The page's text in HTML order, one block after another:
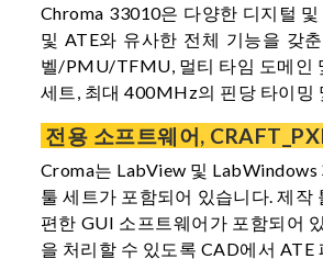
Chroma 33010은 다양한 디지털
및 ATE와 유사한 전체 기능을 갖
벨/PMU/TFMU, 멀티 타임 도메인
세트, 최대 400MHz의 핀당 타이밍
전용 소프트웨어,
Croma는 LabView 및 LabWindows
툴 세트가 포함되어 있습니다. 제
편한 GUI 소프트웨어가 포함되어
을 처리할 수 있도록 CAD에서